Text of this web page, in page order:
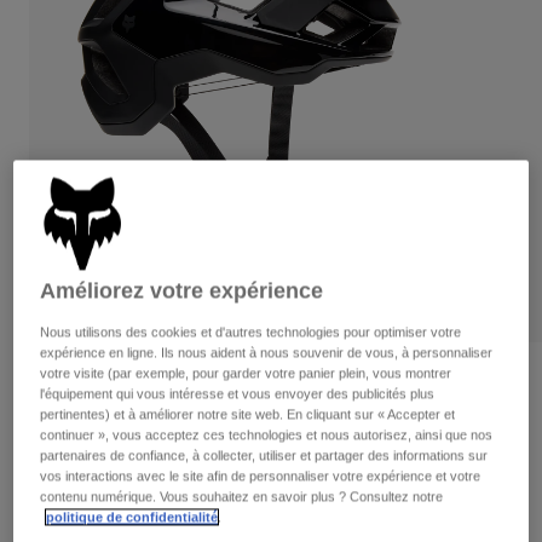
Pantalons
Shorts
Vestes
Gants
Protections
Masques
Chaussettes
Accessoires
Pièces de rechange
Pantalons
Gants
Protections
Chaussettes
Sacs et accessoires
Pièces de rechange
Chemises
Voir tout
Femme
T-shirts et tops
Sweats et Pulls
Vestes
Pantalons
Chemises
Voir tout
Enfants
Protections
Masques
Chaussettes
Moto
Casques
Maillots
Pantalons
Bottes
Protections
Gants
Masques
Avis
Casque Speedframe Pro Noir Mat
Article n°33506
179,99 €
Améliorez votre expérience
Nous utilisons des cookies et d'autres technologies pour optimiser votre
expérience en ligne. Ils nous aident à nous souvenir de vous, à personnaliser
votre visite (par exemple, pour garder votre panier plein, vous montrer
l'équipement qui vous intéresse et vous envoyer des publicités plus
pertinentes) et à améliorer notre site web. En cliquant sur « Accepter et
continuer », vous acceptez ces technologies et nous autorisez, ainsi que nos
partenaires de confiance, à collecter, utiliser et partager des informations sur
vos interactions avec le site afin de personnaliser votre expérience et votre
contenu numérique. Vous souhaitez en savoir plus ? Consultez notre
politique de confidentialité.